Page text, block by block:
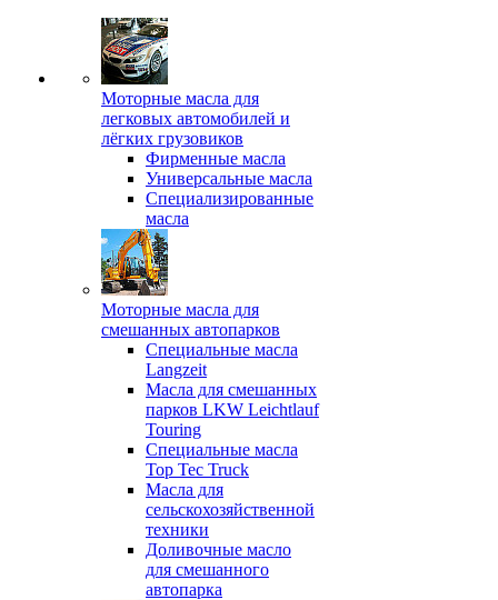
Моторные масла для
легковых автомобилей и
лёгких грузовиков
Фирменные масла
Универсальные масла
Специализированные
масла
Моторные масла для
смешанных автопарков
Специальные масла
Langzeit
Масла для смешанных
парков LKW Leichtlauf
Touring
Специальные масла
Top Tec Truck
Масла для
сельскохозяйственной
техники
Доливочные масло
для смешанного
автопарка